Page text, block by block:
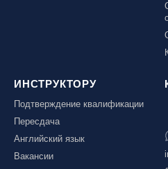
ИНСТРУКТОРУ
Подтверждение квалификации
Пересдача
Английский язык
Вакансии